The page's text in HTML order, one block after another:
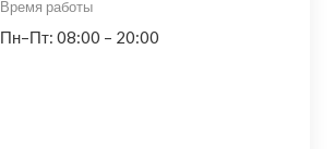
Время работы
Пн–Пт: 08:00 – 20:00